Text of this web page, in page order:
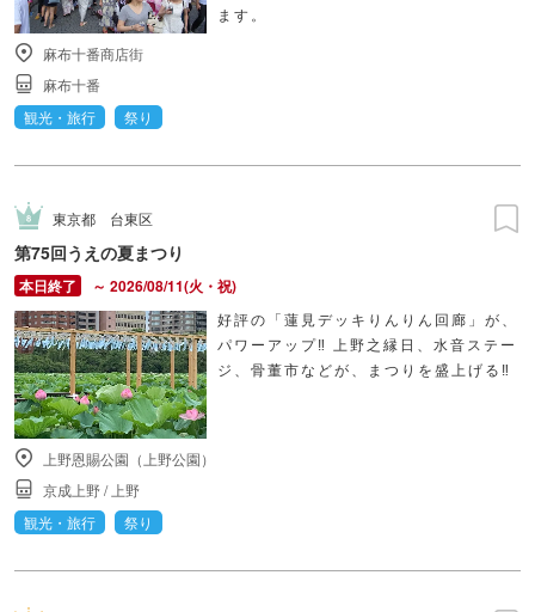
ます。
麻布十番商店街
麻布十番
観光・旅行
祭り
東京都 台東区
第75回うえの夏まつり
～ 2026/08/11(火・祝)
好評の「蓮見デッキりんりん回廊」が、
パワーアップ‼ 上野之縁日、水音ステー
ジ、骨董市などが、まつりを盛上げる‼
上野恩賜公園（上野公園）
京成上野/上野
観光・旅行
祭り